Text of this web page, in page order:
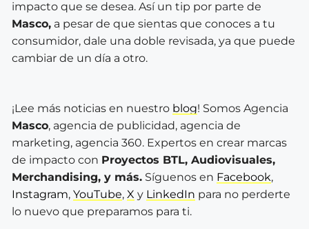
impacto que se desea. Así un tip por parte de
Masco, a pesar de que sientas que conoces a tu
consumidor, dale una doble revisada, ya que puede
cambiar de un día a otro.
¡Lee más noticias en nuestro blog! Somos Agencia
Masco, agencia de publicidad, agencia de
marketing, agencia 360. Expertos en crear marcas
de impacto con Proyectos BTL, Audiovisuales,
Merchandising, y más. Síguenos en Facebook,
Instagram, YouTube, X y LinkedIn para no perderte
lo nuevo que preparamos para ti.